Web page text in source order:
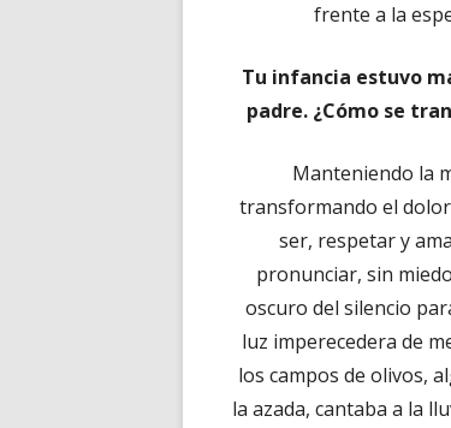
frente a la
Tu infancia estuvo
padre. ¿Cómo se
Manteniendo la
transformando el
ser, respetar y
pronunciar, sin
oscuro del silencio
luz imperecedera de
los campos de olivos,
la azada, cantaba a la